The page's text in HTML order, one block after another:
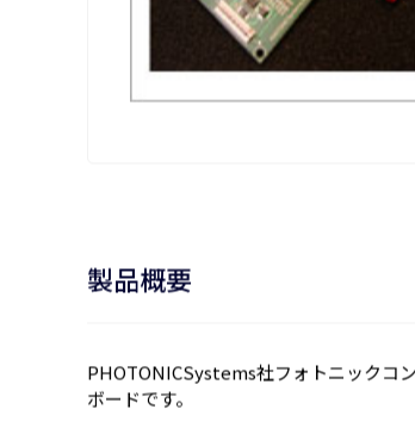
製品概要
PHOTONICSystems社フォトニックコ
ボードです。